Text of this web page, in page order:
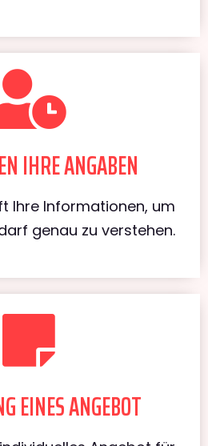
IHRE ANGABEN
Ihre Informationen, um
genau zu verstehen.
EINES ANGEBOT